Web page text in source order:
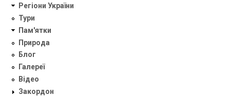
Регіони України
Тури
Пам'ятки
Природа
Блог
Галереї
Відео
Закордон